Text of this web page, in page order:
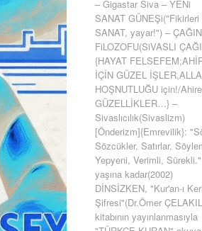
– Gigastar Siva – YENi
SANAT GÜNEŞi("Fikirleri
SANAT, yayar!") – ÇAĞIN
FiLOZOFU(SiVASLI
{HAYAT
İÇİN GÜZEL
HOŞNUTLUĞU için!/
GÜZELLİKLER…} –
Sivaslıcılık(Sivaslizm)
[Önderizm]{Emrevilik}:
Sözcükler, Satırlar,
Yepyeni, Verimli,
yaşına kadar(2002)
DİNSİZKEN, "Kur'an-ı
Şifresi"(Dr.Ömer
kitabının yayınlanmasıyla